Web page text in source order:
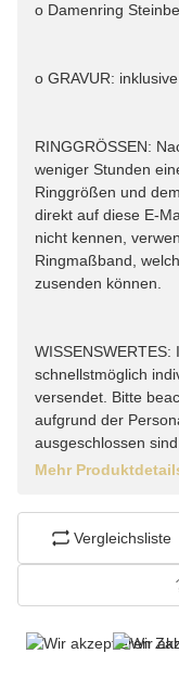
o Damenring
o GRAVUR:
RINGGRÖSSEN:
weniger Stunden
Ringgrößen und
direkt auf diese E-
nicht kennen,
Ringmaßband,
zusenden können.
schnellstmöglich
versendet. Bitte
aufgrund der
ausgeschlossen sind.
Mehr
Vergleichsliste